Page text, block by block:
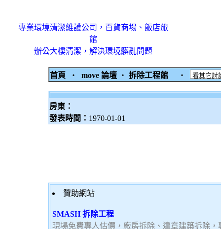
專業環境清潔維護公司，百貨商場、飯店旅
館
辦公大樓清潔，解決環境髒亂問題
首頁 ‧ move 論壇 ‧ 拆除工程館 ‧
房東：
發表時間： 1970-01-01
贊助網站
SMASH 拆除工程
現場免費專人估價，廠房拆除、違章建築拆除